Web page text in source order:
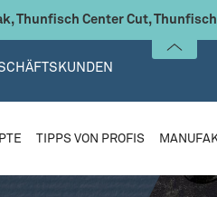
Thunfisch Center Cut,
TIPPS VON PROFIS